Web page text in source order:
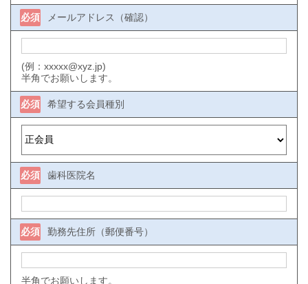
メールアドレス（確認）
必須
(例：xxxxx@xyz.jp)
半角でお願いします。
希望する会員種別
必須
歯科医院名
必須
勤務先住所（郵便番号）
必須
半角でお願いします。